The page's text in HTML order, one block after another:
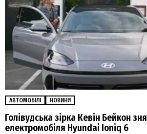
АВТОМОБІЛІ НОВИНИ
Голівудська зірка Кевін Бейкон
електромобіля Hyundai Ioniq 6